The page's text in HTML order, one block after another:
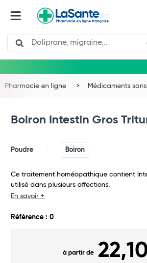
Search
Total
Pharmacie en ligne Médicaments
Boiron Intestin Gros
Poudre Boiron
Ce traitement homéopathique contient
utilisé dans plusieurs affections.
En savoir +
Référence : 0
à partir de